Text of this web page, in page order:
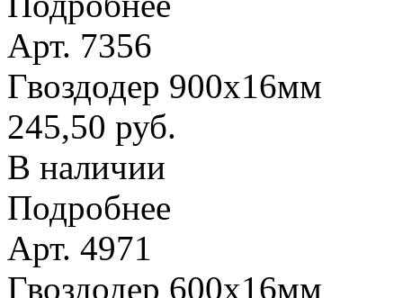
Арт. 7356
Гвоздодер 900х16мм
245,50 руб.
В наличии
Подробнее
Арт. 4971
Гвоздодер 600х16мм